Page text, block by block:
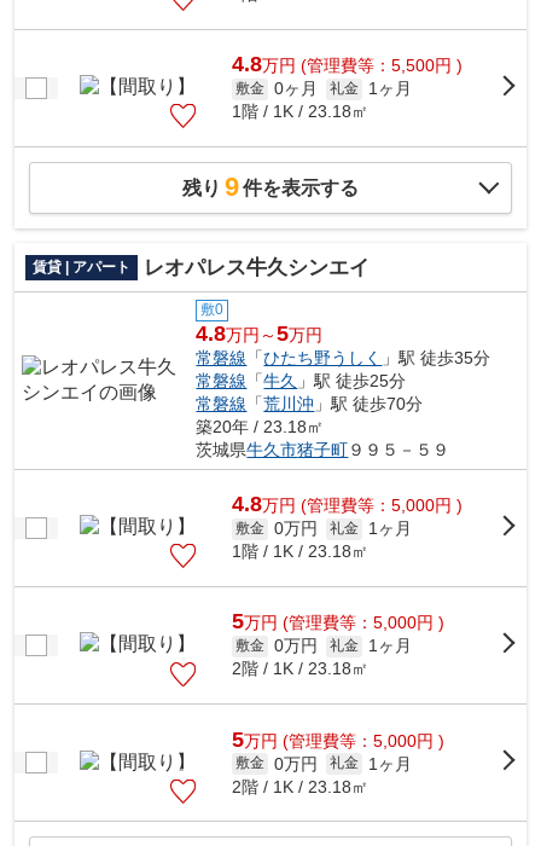
4.8万円 (管理費等：5,500円 )
敷金 0ヶ月 礼金
1ヶ月
1階 / 1K / 23.18㎡
残り 9件を表示する
賃貸 | アパート レオパレス牛久シンエイ
敷0
4.8万円～5万円
常磐線 「ひたち野うしく
」駅 徒歩35分
常磐線 「牛久 」駅 徒歩25分
常磐線 「荒川沖 」駅 徒歩70分
築20年 / 23.18㎡
茨城県牛久市猪子町９９５－５９
4.8万円 (管理費等：5,000円 )
敷金 0万円 礼金
1ヶ月
1階 / 1K / 23.18㎡
5万円 (管理費等：5,000円 )
敷金 0万円 礼金
1ヶ月
2階 / 1K / 23.18㎡
5万円 (管理費等：5,000円 )
敷金 0万円 礼金
1ヶ月
2階 / 1K / 23.18㎡